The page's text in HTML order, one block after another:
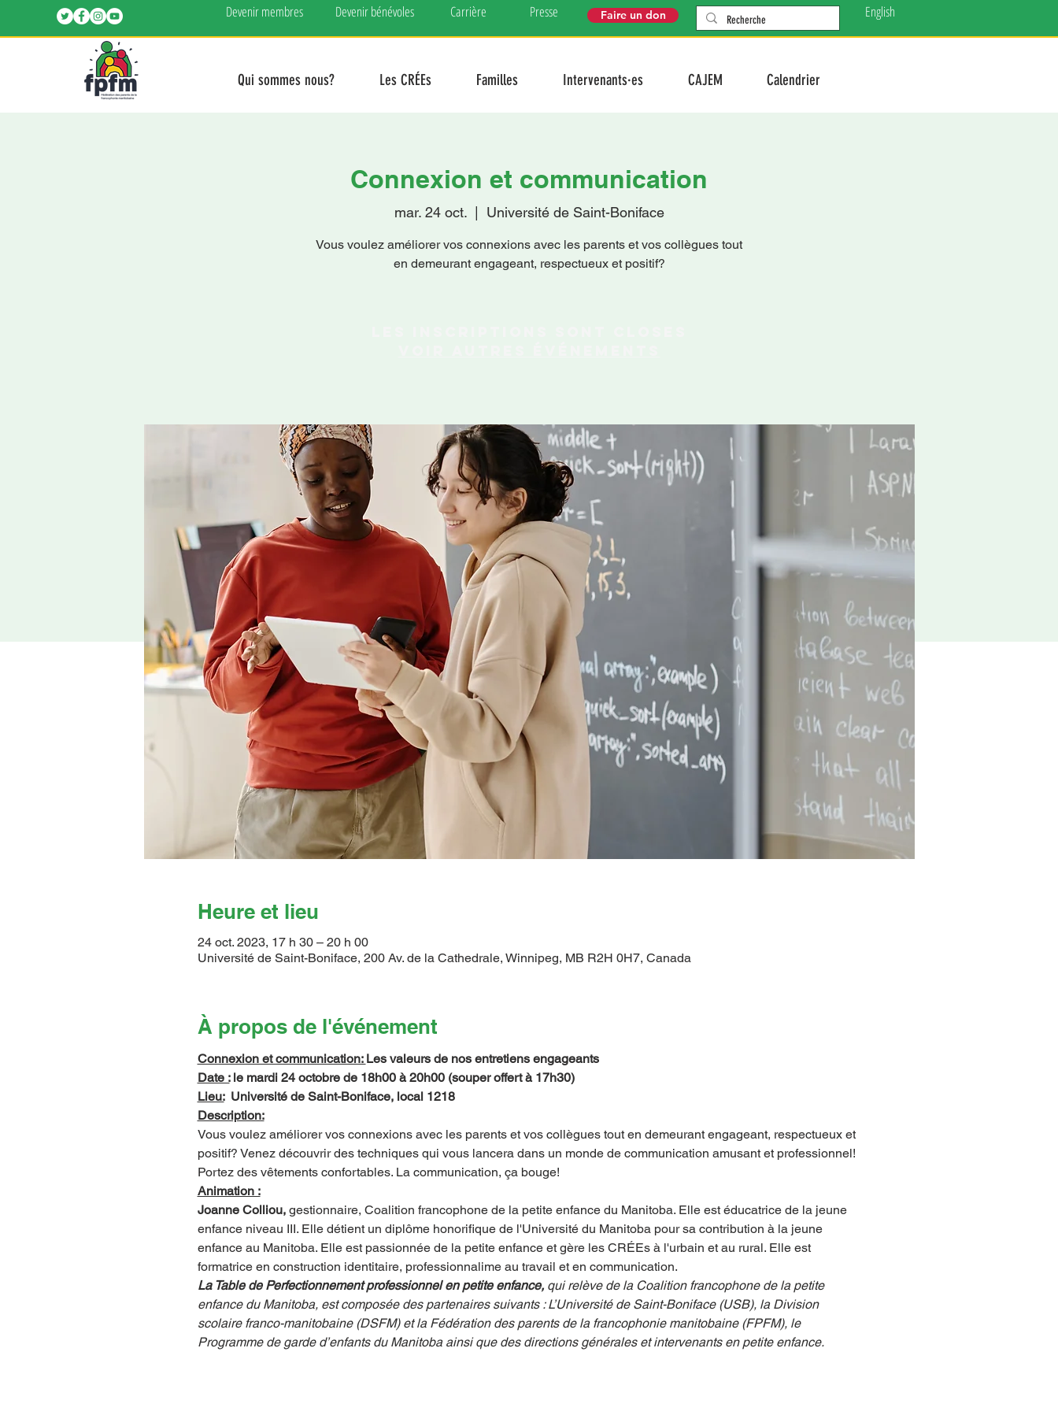
Devenir membres Devenir bénévoles Carrière Presse Faire un don English
Qui sommes nous? Les CRÉEs Familles Intervenants·es CAJEM Calendrier
Connexion et communication
mar. 24 oct.
  |
Université de Saint-Boniface
Vous voulez améliorer vos connexions avec les parents et vos collègues tout
en demeurant engageant, respectueux et positif?
Heure et lieu
24 oct. 2023, 17 h 30 – 20 h 00
Université de Saint-Boniface, 200 Av. de la Cathedrale, Winnipeg, MB R2H 0H7, Canada
À propos de l'événement
Connexion et communication: Les valeurs de nos entretiens engageants
Date : le mardi 24 octobre de 18h00 à 20h00 (souper offert à 17h30)
Lieu: Université de Saint-Boniface, local 1218
Description:
Vous voulez améliorer vos connexions avec les parents et vos collègues tout en demeurant engageant, respectueux et
positif? Venez découvrir des techniques qui vous lancera dans un monde de communication amusant et professionnel!
Portez des vêtements confortables. La communication, ça bouge!
Animation :
Joanne Colliou, gestionnaire, Coalition francophone de la petite enfance du Manitoba. Elle est éducatrice de la jeune
enfance niveau III. Elle détient un diplôme honorifique de l'Université du Manitoba pour sa contribution à la jeune
enfance au Manitoba. Elle est passionnée de la petite enfance et gère les CRÉEs à l'urbain et au rural. Elle est
formatrice en construction identitaire, professionnalime au travail et en communication.
La Table de Perfectionnement professionnel en petite enfance, qui relève de la Coalition francophone de la petite
enfance du Manitoba, est composée des partenaires suivants : L’Université de Saint-Boniface (USB), la Division
scolaire franco-manitobaine (DSFM) et la Fédération des parents de la francophonie manitobaine (FPFM), le
Programme de garde d’enfants du Manitoba ainsi que des directions générales et intervenants en petite enfance.